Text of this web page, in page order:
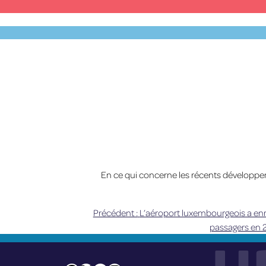
En ce qui concerne les récents
Navigation
de
Précédent : L’aéroport luxembourgeois a
passagers en